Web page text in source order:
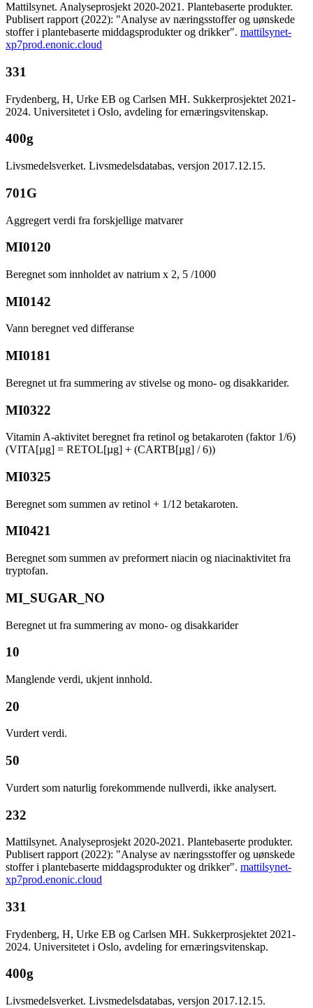
Mattilsynet. Analyseprosjekt 2020-2021. Plantebaserte produkter.
Publisert rapport (2022): "Analyse av næringsstoffer og uønskede
stoffer i plantebaserte middagsprodukter og drikker". mattilsynet-
xp7prod.enonic.cloud
331
Frydenberg, H, Urke EB og Carlsen MH. Sukkerprosjektet 2021-
2024. Universitetet i Oslo, avdeling for ernæringsvitenskap.
400g
Livsmedelsverket. Livsmedelsdatabas, versjon 2017.12.15.
701G
Aggregert verdi fra forskjellige matvarer
MI0120
Beregnet som innholdet av natrium x 2, 5 /1000
MI0142
Vann beregnet ved differanse
MI0181
Beregnet ut fra summering av stivelse og mono- og disakkarider.
MI0322
Vitamin A-aktivitet beregnet fra retinol og betakaroten (faktor 1/6)
(VITA[µg] = RETOL[µg] + (CARTB[µg] / 6))
MI0325
Beregnet som summen av retinol + 1/12 betakaroten.
MI0421
Beregnet som summen av preformert niacin og niacinaktivitet fra
tryptofan.
MI_SUGAR_NO
Beregnet ut fra summering av mono- og disakkarider
10
Manglende verdi, ukjent innhold.
20
Vurdert verdi.
50
Vurdert som naturlig forekommende nullverdi, ikke analysert.
232
Mattilsynet. Analyseprosjekt 2020-2021. Plantebaserte produkter.
Publisert rapport (2022): "Analyse av næringsstoffer og uønskede
stoffer i plantebaserte middagsprodukter og drikker". mattilsynet-
xp7prod.enonic.cloud
331
Frydenberg, H, Urke EB og Carlsen MH. Sukkerprosjektet 2021-
2024. Universitetet i Oslo, avdeling for ernæringsvitenskap.
400g
Livsmedelsverket. Livsmedelsdatabas, versjon 2017.12.15.